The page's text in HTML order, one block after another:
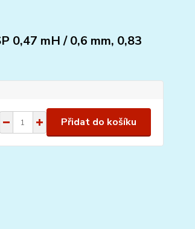
0,47 mH / 0,6 mm, 0,83
Přidat do košíku